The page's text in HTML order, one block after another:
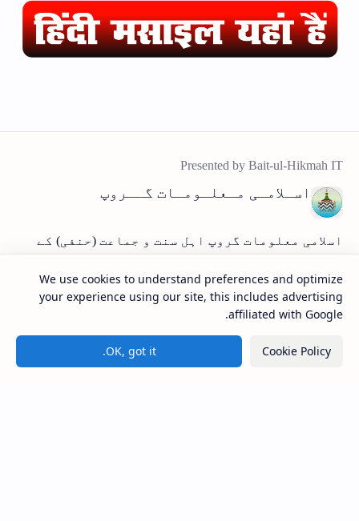
اسـلامـی مـعلـومـات گــروپ
اسلامی معلومات گروپ اہل سنت و جماعت (حنفی) کے
مطابق شرعی مسائل، فتاویٰ اور دینی رہنمائی
فراہم کرنے والا ایک مستند دینی پلیٹ فارم۔
ضروری صفحاتـ
ہوم پیج
ہمارے بارے میں
We use cookies to understand preferences and optimize
your experience using our site, this includes advertising
affiliated with Google.
Cookie Policy
OK, got it.